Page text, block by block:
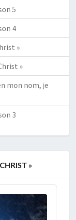
5
4
»
»
mon nom, je
3
»